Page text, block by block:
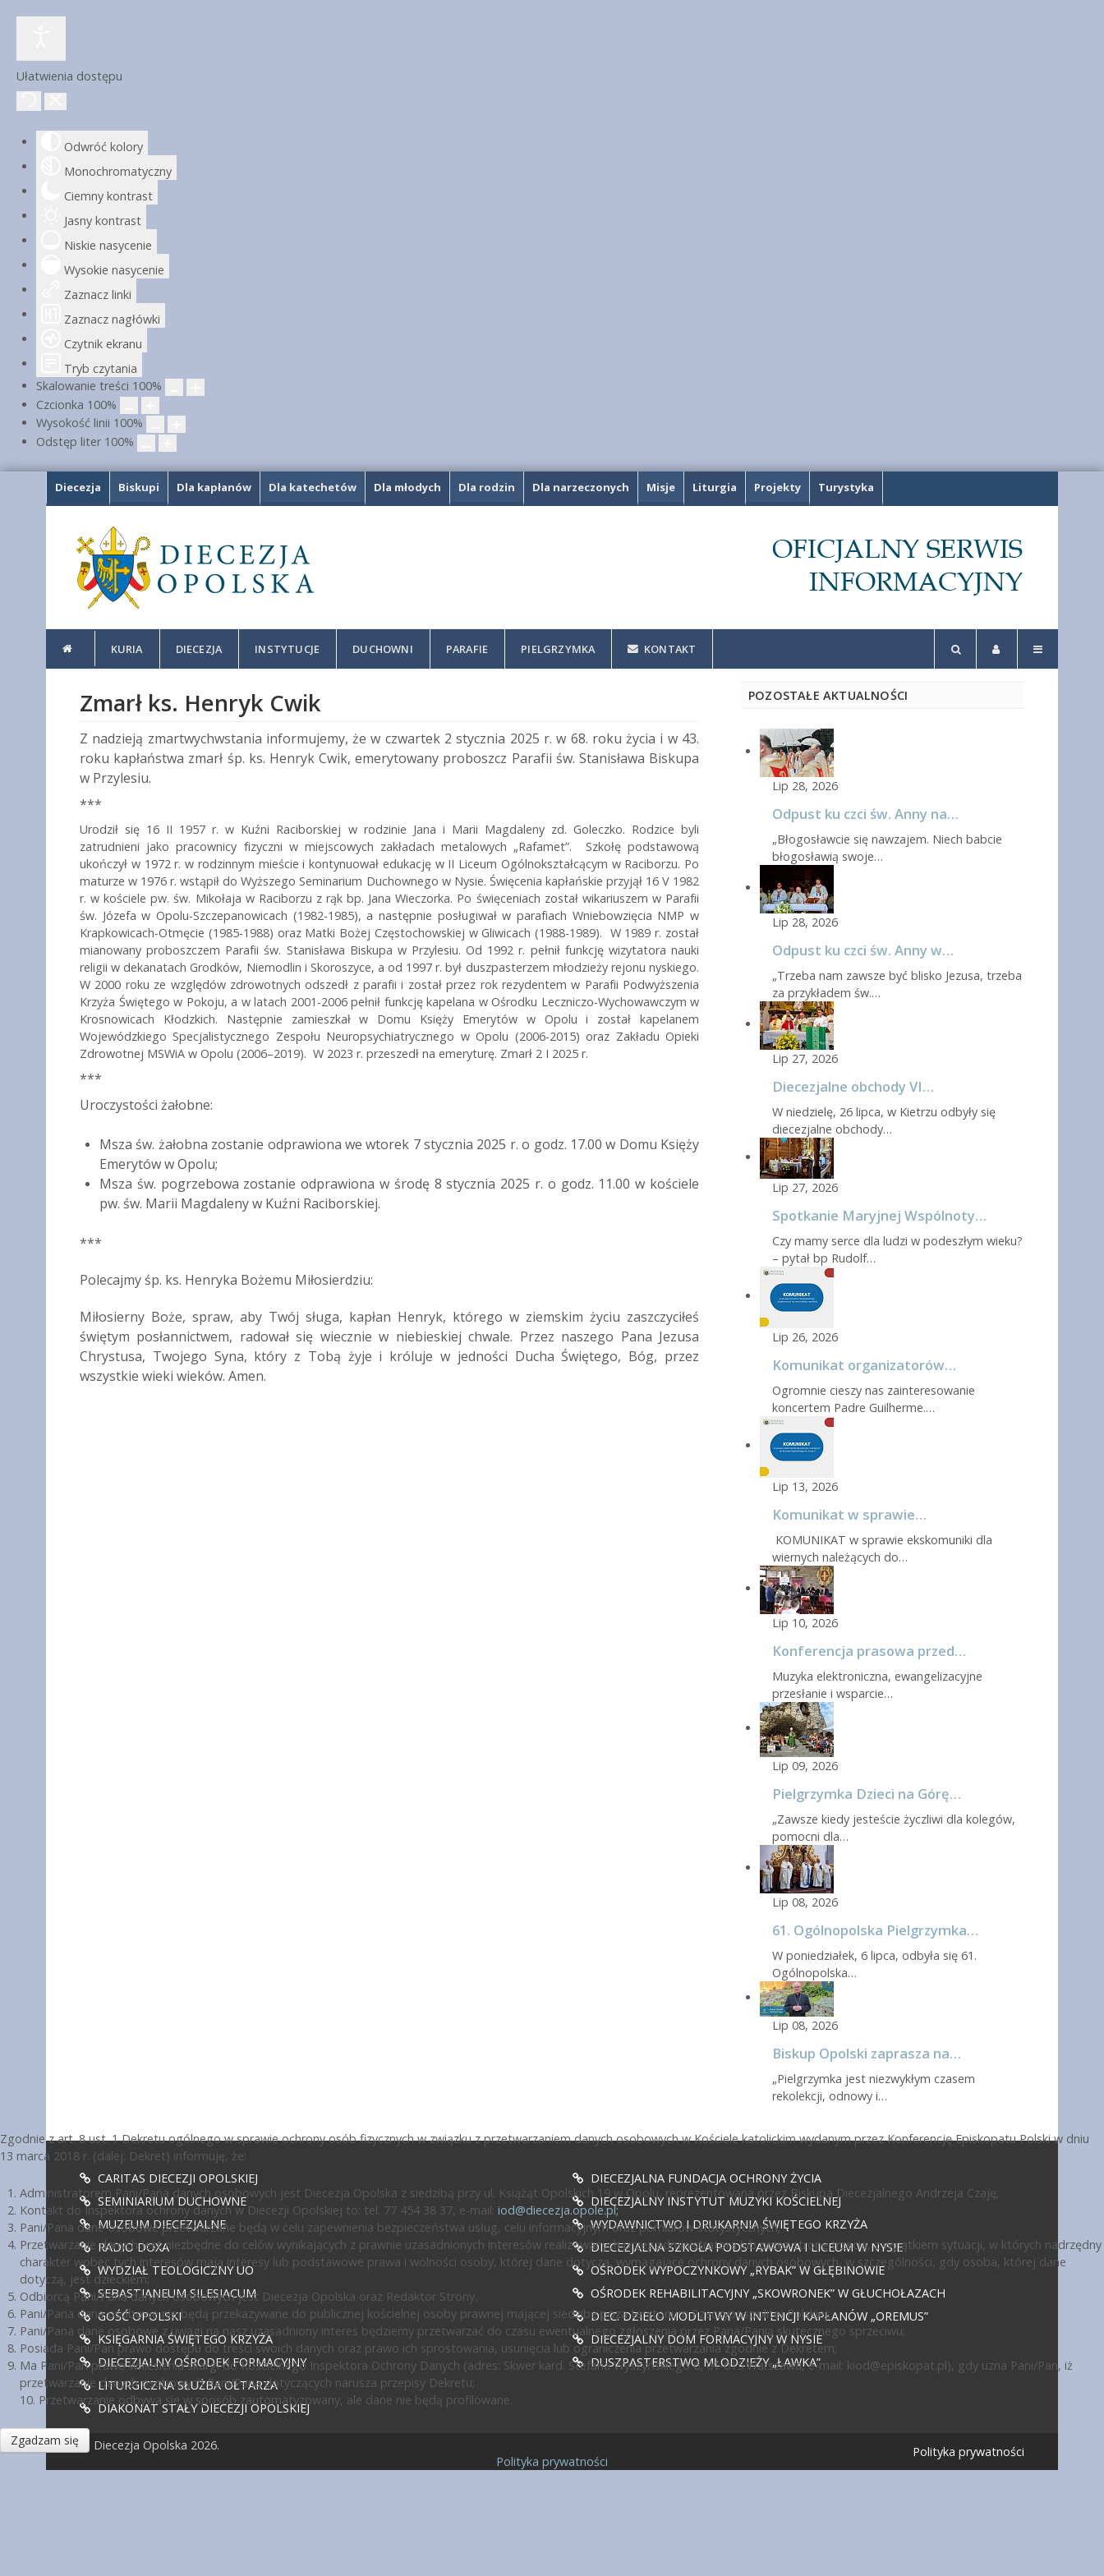
Ułatwienia dostępu
Odwróć kolory
Monochromatyczny
Ciemny kontrast
Jasny kontrast
Niskie nasycenie
Wysokie nasycenie
Zaznacz linki
Zaznacz nagłówki
Czytnik ekranu
Tryb czytania
Skalowanie treści 100%
Czcionka 100%
Wysokość linii 100%
Odstęp liter 100%
Diecezja Biskupi Dla kapłanów Dla katechetów Dla młodych Dla rodzin Dla narzeczonych Misje Liturgia Projekty Turystyka
KURIA DIECEZJA INSTYTUCJE DUCHOWNI PARAFIE PIELGRZYMKA KONTAKT
Zmarł ks. Henryk Cwik
Z nadzieją zmartwychwstania informujemy, że w czwartek 2 stycznia 2025 r. w 68. roku życia i w 43.
roku kapłaństwa zmarł śp. ks. Henryk Cwik, emerytowany proboszcz Parafii św. Stanisława Biskupa
w Przylesiu.
***
Urodził się 16 II 1957 r. w Kuźni Raciborskiej w rodzinie Jana i Marii Magdaleny zd. Goleczko. Rodzice byli
zatrudnieni jako pracownicy fizyczni w miejscowych zakładach metalowych „Rafamet”. Szkołę podstawową
ukończył w 1972 r. w rodzinnym mieście i kontynuował edukację w II Liceum Ogólnokształcącym w Raciborzu. Po
maturze w 1976 r. wstąpił do Wyższego Seminarium Duchownego w Nysie. Święcenia kapłańskie przyjął 16 V 1982
r. w kościele pw. św. Mikołaja w Raciborzu z rąk bp. Jana Wieczorka. Po święceniach został wikariuszem w Parafii
św. Józefa w Opolu-Szczepanowicach (1982-1985), a następnie posługiwał w parafiach Wniebowzięcia NMP w
Krapkowicach-Otmęcie (1985-1988) oraz Matki Bożej Częstochowskiej w Gliwicach (1988-1989). W 1989 r. został
mianowany proboszczem Parafii św. Stanisława Biskupa w Przylesiu. Od 1992 r. pełnił funkcję wizytatora nauki
religii w dekanatach Grodków, Niemodlin i Skoroszyce, a od 1997 r. był duszpasterzem młodzieży rejonu nyskiego.
W 2000 roku ze względów zdrowotnych odszedł z parafii i został przez rok rezydentem w Parafii Podwyższenia
Krzyża Świętego w Pokoju, a w latach 2001-2006 pełnił funkcję kapelana w Ośrodku Leczniczo-Wychowawczym w
Krosnowicach Kłodzkich. Następnie zamieszkał w Domu Księży Emerytów w Opolu i został kapelanem
Wojewódzkiego Specjalistycznego Zespołu Neuropsychiatrycznego w Opolu (2006-2015) oraz Zakładu Opieki
Zdrowotnej MSWiA w Opolu (2006–2019). W 2023 r. przeszedł na emeryturę. Zmarł 2 I 2025 r.
***
Uroczystości żałobne:
Msza św. żałobna zostanie odprawiona we wtorek 7 stycznia 2025 r. o godz. 17.00 w Domu Księży
Emerytów w Opolu;
Msza św. pogrzebowa zostanie odprawiona w środę 8 stycznia 2025 r. o godz. 11.00 w kościele
pw. św. Marii Magdaleny w Kuźni Raciborskiej.
***
Polecajmy śp. ks. Henryka Bożemu Miłosierdziu:
Miłosierny Boże, spraw, aby Twój sługa, kapłan Henryk, którego w ziemskim życiu zaszczyciłeś
świętym posłannictwem, radował się wiecznie w niebieskiej chwale. Przez naszego Pana Jezusa
Chrystusa, Twojego Syna, który z Tobą żyje i króluje w jedności Ducha Świętego, Bóg, przez
wszystkie wieki wieków. Amen.
POZOSTAŁE AKTUALNOŚCI
Lip 28, 2026
Odpust ku czci św. Anny na…
„Błogosławcie się nawzajem. Niech babcie
błogosławią swoje…
Lip 28, 2026
Odpust ku czci św. Anny w…
„Trzeba nam zawsze być blisko Jezusa, trzeba
za przykładem św.…
Lip 27, 2026
Diecezjalne obchody VI…
W niedzielę, 26 lipca, w Kietrzu odbyły się
diecezjalne obchody…
Lip 27, 2026
Spotkanie Maryjnej Wspólnoty…
Czy mamy serce dla ludzi w podeszłym wieku?
– pytał bp Rudolf…
Lip 26, 2026
Komunikat organizatorów…
Ogromnie cieszy nas zainteresowanie
koncertem Padre Guilherme.…
Lip 13, 2026
Komunikat w sprawie…
KOMUNIKAT w sprawie ekskomuniki dla
wiernych należących do…
Lip 10, 2026
Konferencja prasowa przed…
Muzyka elektroniczna, ewangelizacyjne
przesłanie i wsparcie…
Lip 09, 2026
Pielgrzymka Dzieci na Górę…
„Zawsze kiedy jesteście życzliwi dla kolegów,
pomocni dla…
Lip 08, 2026
61. Ogólnopolska Pielgrzymka…
W poniedziałek, 6 lipca, odbyła się 61.
Ogólnopolska…
Lip 08, 2026
Biskup Opolski zaprasza na…
„Pielgrzymka jest niezwykłym czasem
rekolekcji, odnowy i…
CARITAS DIECEZJI OPOLSKIEJ
SEMINIARIUM DUCHOWNE
MUZEUM DIECEZJALNE
RADIO DOXA
WYDZIAŁ TEOLOGICZNY UO
SEBASTIANEUM SILESIACUM
GOŚĆ OPOLSKI
KSIĘGARNIA ŚWIĘTEGO KRZYŻA
DIECEZJALNY OŚRODEK FORMACYJNY
LITURGICZNA SŁUŻBA OŁTARZA
DIAKONAT STAŁY DIECEZJI OPOLSKIEJ
DIECEZJALNA FUNDACJA OCHRONY ŻYCIA
DIECEZJALNY INSTYTUT MUZYKI KOŚCIELNEJ
WYDAWNICTWO I DRUKARNIA ŚWIĘTEGO KRZYŻA
DIECEZJALNA SZKOŁA PODSTAWOWA I LICEUM W NYSIE
OŚRODEK WYPOCZYNKOWY „RYBAK” W GŁĘBINOWIE
OŚRODEK REHABILITACYJNY „SKOWRONEK” W GŁUCHOŁAZACH
DIEC. DZIEŁO MODLITWY W INTENCJI KAPŁANÓW „OREMUS”
DIECEZJALNY DOM FORMACYJNY W NYSIE
DUSZPASTERSTWO MŁODZIEŻY „ŁAWKA”
© Diecezja Opolska 2026. Polityka prywatności
Zgodnie z art. 8 ust. 1 Dekretu ogólnego w sprawie ochrony osób fizycznych w związku z przetwarzaniem danych osobowych w Kościele katolickim wydanym przez Konferencję Episkopatu Polski w dniu
13 marca 2018 r. (dalej: Dekret) informuję, że:
Administratorem Pani/Pana danych osobowych jest Diecezja Opolska z siedzibą przy ul. Książąt Opolskich 19 w Opolu, reprezentowana przez Biskupa Diecezjalnego Andrzeja Czaję;
Kontakt do Inspektora ochrony danych w Diecezji Opolskiej to: tel. 77 454 38 37, e-mail: iod@diecezja.opole.pl;
Pani/Pana dane osobowe przetwarzane będą w celu zapewnienia bezpieczeństwa usług, celu informacyjnym oraz pomiarów statystycznych;
Przetwarzanie danych jest niezbędne do celów wynikających z prawnie uzasadnionych interesów realizowanych przez administratora lub przez stronę trzecią, z wyjątkiem sytuacji, w których nadrzędny
charakter wobec tych interesów mają interesy lub podstawowe prawa i wolności osoby, której dane dotyczą, wymagające ochrony danych osobowych, w szczególności, gdy osoba, której dane
dotyczą, jest dzieckiem;
Odbiorcą Pani/Pana danych osobowych jest Diecezja Opolska oraz Redaktor Strony.
Pani/Pana dane osobowe nie będą przekazywane do publicznej kościelnej osoby prawnej mającej siedzibę poza terytorium Rzeczypospolitej Polskiej;
Pani/Pana dane osobowe z uwagi na nasz uzasadniony interes będziemy przetwarzać do czasu ewentualnego zgłoszenia przez Pana/Panią skutecznego sprzeciwu;
Posiada Pani/Pan prawo dostępu do treści swoich danych oraz prawo ich sprostowania, usunięcia lub ograniczenia przetwarzania zgodnie z Dekretem;
Ma Pani/Pan prawo wniesienia skargi do Kościelnego Inspektora Ochrony Danych (adres: Skwer kard. Stefana Wyszyńskiego 6, 01-015 Warszawa, e-mail: kiod@episkopat.pl), gdy uzna Pani/Pan, iż
przetwarzanie danych osobowych Pani/Pana dotyczących narusza przepisy Dekretu;
10. Przetwarzanie odbywa się w sposób zautomatyzowany, ale dane nie będą profilowane.
Zgadzam się
Polityka prywatności